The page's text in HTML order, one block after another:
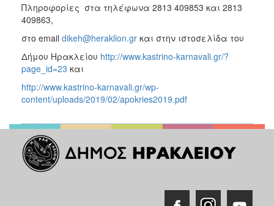
Πληροφορίες στα τηλέφωνα 2813 409853 και 2813
409863,
στο email dikeh@heraklion.gr και στην ιστοσελίδα του
Δήμου Ηρακλείου http://www.kastrino-karnavali.gr/?
page_id=23 και
http://www.kastrino-karnavali.gr/wp-
content/uploads/2019/02/apokries2019.pdf